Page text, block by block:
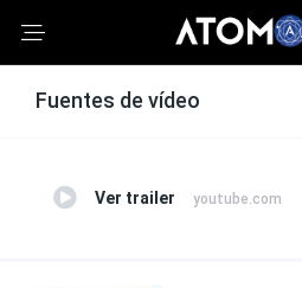
Fuentes de vídeo
Ver trailer youtube.com